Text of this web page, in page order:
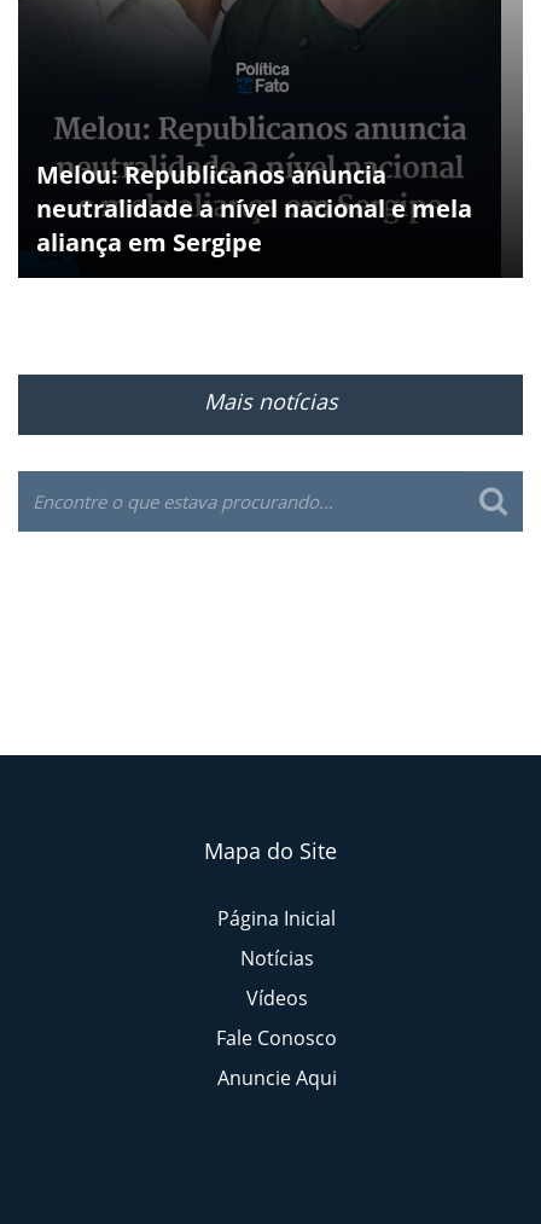
Melou: Republicanos anuncia
neutralidade a nível nacional e mela
aliança em Sergipe
Mais notícias
Mapa do Site
Página Inicial
Notícias
Vídeos
Fale Conosco
Anuncie Aqui